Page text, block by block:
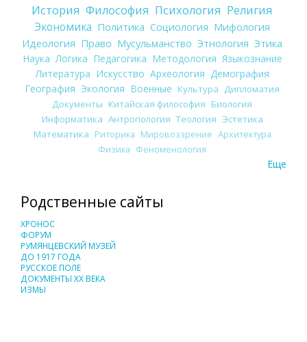
История Философия Психология Религия
Экономика Политика Социология Мифология
Идеология Право Мусульманство Этнология Этика
Наука Логика Педагогика Методология Языкознание
Литература Искусство Археология Демография
География Экология Военные Культура
Дипломатия
Документы Китайская философия Биология
Информатика Антропология Теология Эстетика
Математика Риторика Мировоззрение Архитектура
Физика Феноменология
Еще
Родственные сайты
ХРОНОС
ФОРУМ
РУМЯНЦЕВСКИЙ МУЗЕЙ
ДО 1917 ГОДА
РУССКОЕ ПОЛЕ
ДОКУМЕНТЫ XX ВЕКА
ИЗМЫ